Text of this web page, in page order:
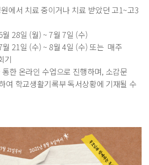
에서 치료 중이거나 치료 받았던 고1~고3
28일 (월) ~ 7월 7일 (수)
21일 (수) ~ 8월 4일 (수) 또는 매주
기
한 온라인 수업으로 진행하며, 소감문
여 학교생활기록부 독서상황에 기재될 수